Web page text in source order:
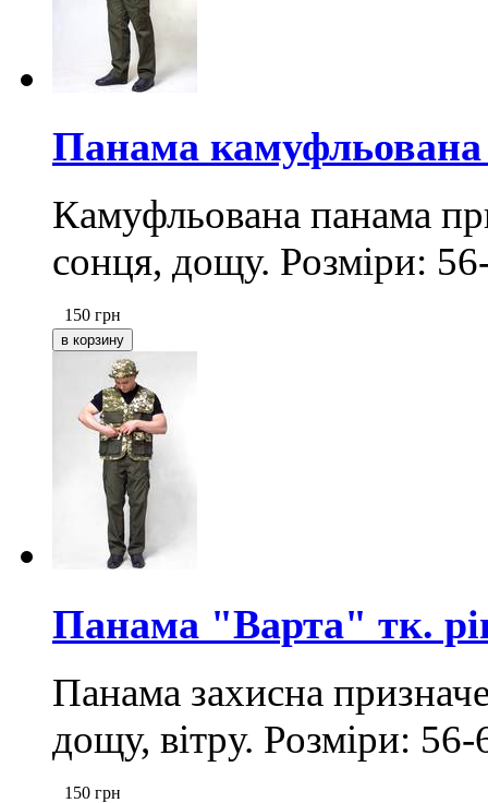
Панама
Камуфльована панама
сонця, дощу. Розміри:
150 грн
Панама "Варта" тк.
Панама захисна
дощу, вітру. Розміри:
150 грн